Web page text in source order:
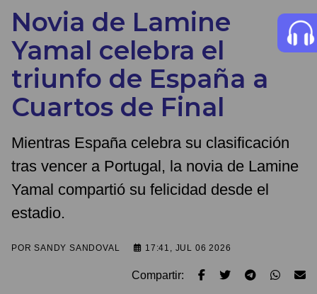
Novia de Lamine
Yamal celebra el
triunfo de España a
Cuartos de Final
Mientras España celebra su clasificación
tras vencer a Portugal, la novia de Lamine
Yamal compartió su felicidad desde el
estadio.
PORSANDY SANDOVAL 17:41, JUL 06 2026
Compartir: